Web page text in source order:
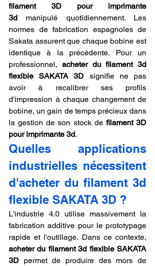
filament 3D pour imprimante
3d manipulé quotidiennement. Les
normes de fabrication espagnoles de
Sakata assurent que chaque bobine est
identique à la précédente. Pour un
professionnel, acheter du filament 3d
flexible SAKATA 3D signifie ne pas
avoir à recalibrer ses profils
d'impression à chaque changement de
bobine, un gain de temps précieux dans
la gestion de son stock de filament 3D
pour imprimante 3d.
Quelles applications
industrielles nécessitent
d'acheter du filament 3d
flexible SAKATA 3D ?
L'industrie 4.0 utilise massivement la
fabrication additive pour le prototypage
acheter du filament 3d flexible SAKATA
3D permet de produire des mors de